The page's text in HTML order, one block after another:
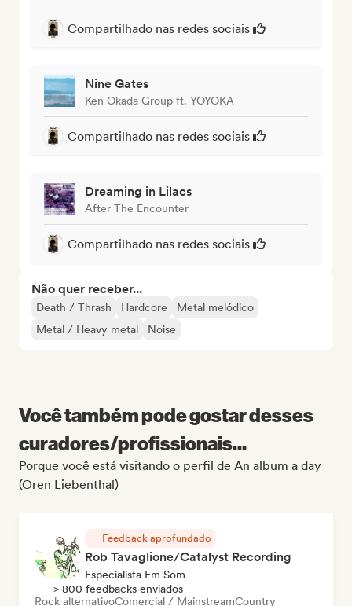
Compartilhado nas redes sociais
Nine Gates
Ken Okada Group ft. YOYOKA
Compartilhado nas redes sociais
Dreaming in Lilacs
After The Encounter
Compartilhado nas redes sociais
Não quer receber...
Death / Thrash Hardcore
Metal melódico
Metal / Heavy metal
Noise
Você também pode gostar desses
curadores/profissionais...
Porque você está visitando o perfil de An album a day
(Oren Liebenthal)
Feedback aprofundado
Rob Tavaglione/Catalyst Recording
Especialista Em Som
> 800 feedbacks enviados
Rock alternativoComercial / MainstreamCountry